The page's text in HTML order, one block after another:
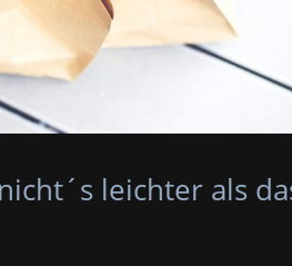
leichter als